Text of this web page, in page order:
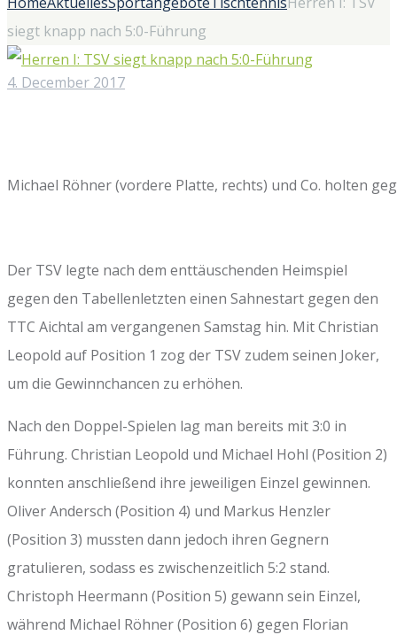
siegt knapp nach 5:0-Führung
4. December 2017
Michael Röhner (vordere Platte, rechts) und Co. holten
Der TSV legte nach dem enttäuschenden Heimspiel
gegen den Tabellenletzten einen Sahnestart gegen den
TTC Aichtal am vergangenen Samstag hin. Mit Christian
Leopold auf Position 1 zog der TSV zudem seinen Joker,
um die Gewinnchancen zu erhöhen.
Nach den Doppel-Spielen lag man bereits mit 3:0 in
Führung. Christian Leopold und Michael Hohl (Position 2)
konnten anschließend ihre jeweiligen Einzel gewinnen.
Oliver Andersch (Position 4) und Markus Henzler
(Position 3) mussten dann jedoch ihren Gegnern
gratulieren, sodass es zwischenzeitlich 5:2 stand.
Christoph Heermann (Position 5) gewann sein Einzel,
während Michael Röhner (Position 6) gegen Florian